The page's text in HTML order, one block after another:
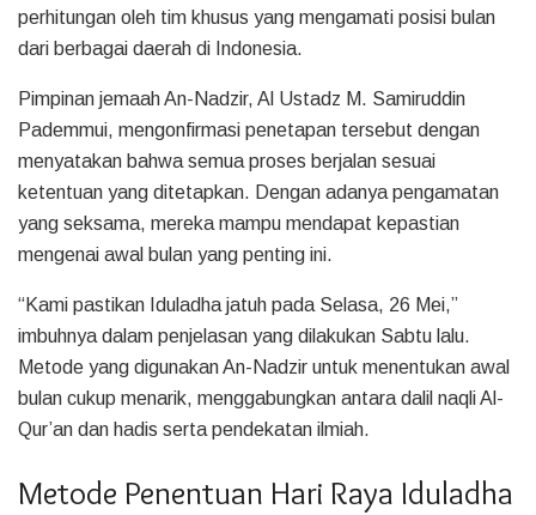
perhitungan oleh tim khusus yang mengamati posisi bulan
dari berbagai daerah di Indonesia.
Pimpinan jemaah An-Nadzir, Al Ustadz M. Samiruddin
Pademmui, mengonfirmasi penetapan tersebut dengan
menyatakan bahwa semua proses berjalan sesuai
ketentuan yang ditetapkan. Dengan adanya pengamatan
yang seksama, mereka mampu mendapat kepastian
mengenai awal bulan yang penting ini.
“Kami pastikan Iduladha jatuh pada Selasa, 26 Mei,”
imbuhnya dalam penjelasan yang dilakukan Sabtu lalu.
Metode yang digunakan An-Nadzir untuk menentukan awal
bulan cukup menarik, menggabungkan antara dalil naqli Al-
Qur’an dan hadis serta pendekatan ilmiah.
Metode Penentuan Hari Raya Iduladha